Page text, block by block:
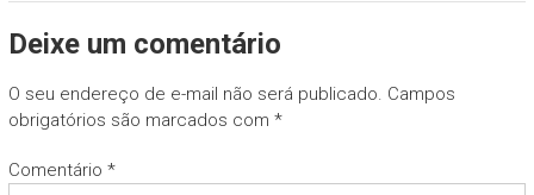
Deixe um comentário
O seu endereço de e-mail não será publicado. Campos
obrigatórios são marcados com *
Comentário *